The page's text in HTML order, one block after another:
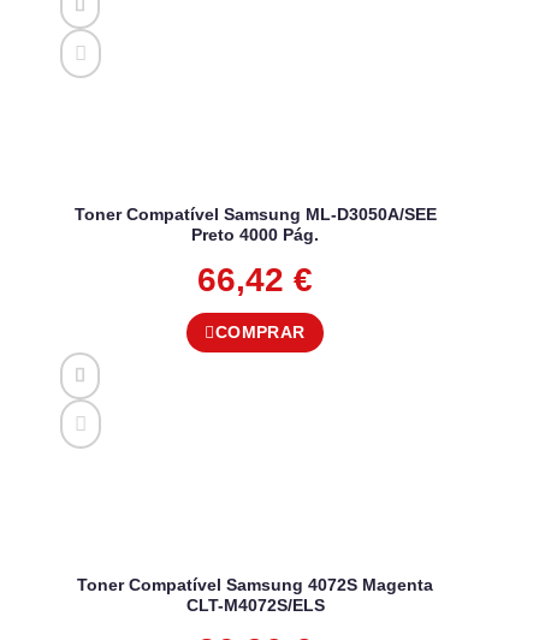
Toner Compatível Samsung ML-D3050A/SEE
Preto 4000 Pág.
66,42 €
COMPRAR
Toner Compatível Samsung 4072S Magenta
CLT-M4072S/ELS